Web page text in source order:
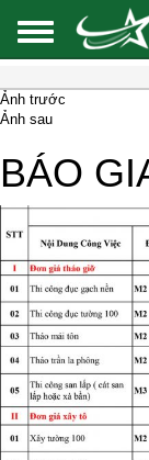
Ảnh trước
Ảnh sau
BÁO